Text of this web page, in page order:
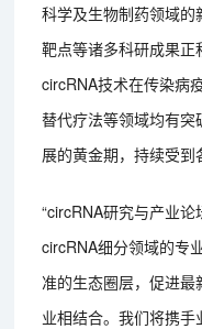
科学及生物制药领域
靶点等诸多科研成果正
circRNA技术在传染病
替代疗法等领域均有
展的黄金期，持续受到
“circRNA研究与产业
circRNA细分领域的专
准的生态圈层，促进
业相结合。我们将携